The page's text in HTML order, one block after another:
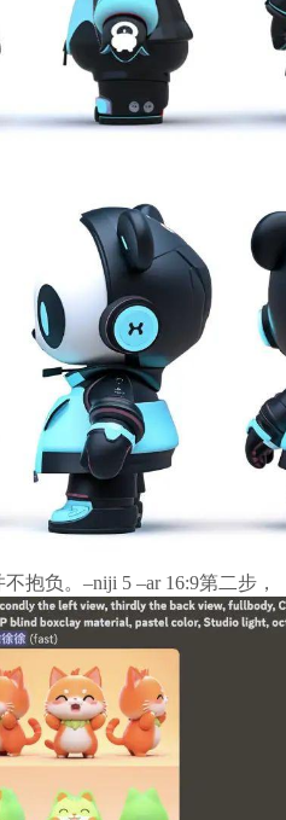
抱负。–niji 5 –ar 16:9第二步，